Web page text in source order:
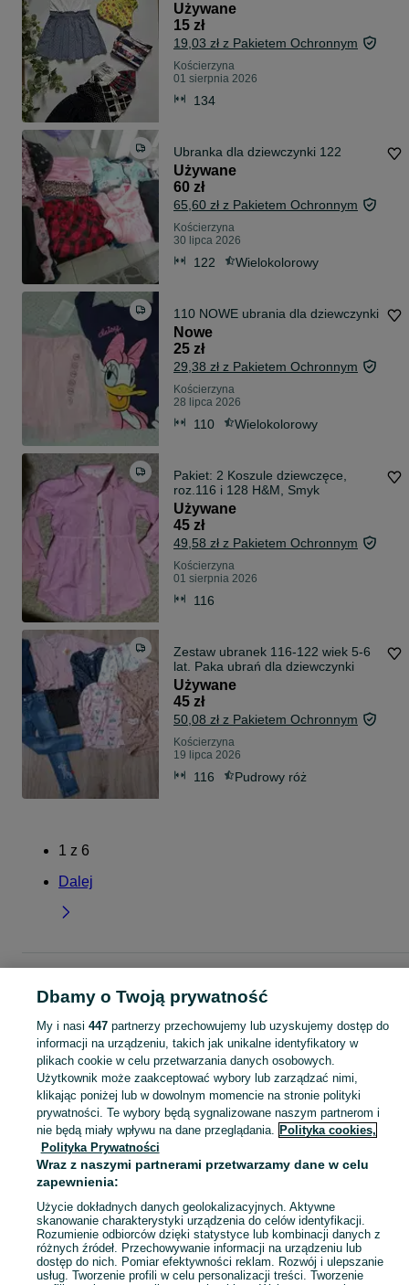
Używane
15 zł
19,03 zł z Pakietem Ochronnym
Kościerzyna
01 sierpnia 2026
134
Ubranka dla dziewczynki 122
Używane
60 zł
65,60 zł z Pakietem Ochronnym
Kościerzyna
30 lipca 2026
122 Wielokolorowy
110 NOWE ubrania dla dziewczynki
Nowe
25 zł
29,38 zł z Pakietem Ochronnym
Kościerzyna
28 lipca 2026
110 Wielokolorowy
Pakiet: 2 Koszule dziewczęce,
roz.116 i 128 H&M, Smyk
Używane
45 zł
49,58 zł z Pakietem Ochronnym
Kościerzyna
01 sierpnia 2026
116
Zestaw ubranek 116-122 wiek 5-6
lat. Paka ubrań dla dziewczynki
Używane
45 zł
50,08 zł z Pakietem Ochronnym
Kościerzyna
19 lipca 2026
116 Pudrowy róż
1 z 6
Dalej
- Pomorskie
Paki ubrań - Kościerzyna
KATEGORIA
garnitur dla dziewczynki,spodnie dzwony dla dziewczynki,strój Zobacz
Mapa kategorii
Mapa miejscowości
Mapa ministron
Popularne wyszukiwania
Dbamy o Twoją prywatność
My i nasi 447partnerzy przechowujemy lub uzyskujemy dostęp do
informacji na urządzeniu, takich jak unikalne identyfikatory w
plikach cookie w celu przetwarzania danych osobowych.
Użytkownik może zaakceptować wybory lub zarządzać nimi,
klikając poniżej lub w dowolnym momencie na stronie polityki
prywatności. Te wybory będą sygnalizowane naszym partnerom i
nie będą miały wpływu na dane przeglądania. Polityka cookies,
Polityka Prywatności
Wraz z naszymi partnerami przetwarzamy dane w celu
zapewnienia:
Użycie dokładnych danych geolokalizacyjnych. Aktywne
skanowanie charakterystyki urządzenia do celów identyfikacji.
Rozumienie odbiorców dzięki statystyce lub kombinacji danych z
różnych źródeł. Przechowywanie informacji na urządzeniu lub
dostęp do nich. Pomiar efektywności reklam. Rozwój i ulepszanie
usług. Tworzenie profili w celu personalizacji treści. Tworzenie